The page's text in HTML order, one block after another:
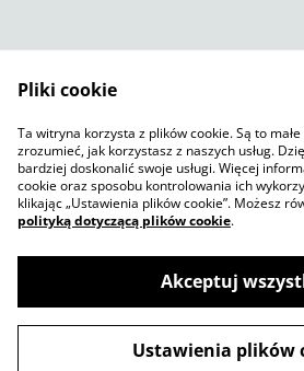
Polityka prywatności
SumUp
©2026Jelly Sketch Shop
Pliki cookie
Ta witryna korzysta z plików cookie. Są to
zrozumieć, jak korzystasz z naszych usług.
bardziej doskonalić swoje usługi. Więcej
cookie oraz sposobu kontrolowania ich
klikając „Ustawienia plików cookie”. Możesz
polityką dotyczącą plików cookie.
Akceptuj
Ustawienia plików